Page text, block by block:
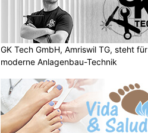
GK Tech GmbH, Amriswil TG, steht für
moderne Anlagenbau-Technik